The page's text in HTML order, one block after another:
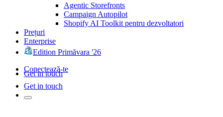
Agentic Storefronts
Campaign Autopilot
Shopify AI Toolkit pentru dezvoltatori
Prețuri
Enterprise
Edition Primăvara '26
Conectează-te
Get in touch
Get in touch